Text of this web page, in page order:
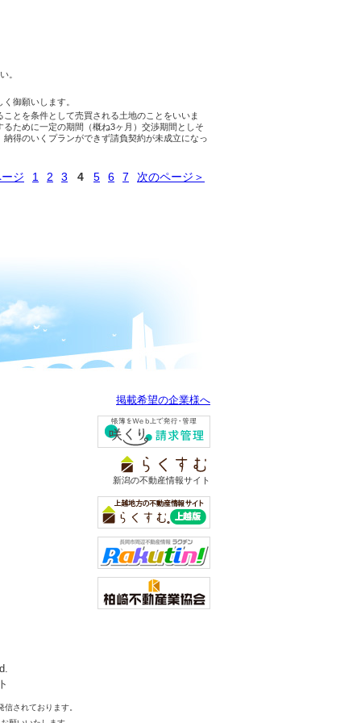
。
御願いします。
とを条件として売買される土地のことをいいま
ために一定の期間（概ね3ヶ月）交渉期間としそ
得のいくプランができず請負契約が未成立になっ
ジ 1 2 3 4 5 6 7 次のページ＞
掲載希望の企業様へ
新潟の不動産情報サイト
されております。